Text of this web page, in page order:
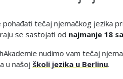
pohađati tečaj njemačkog jezika
se sastojati od najmanje 18
nudimo vam tečaj
u našoj školi jezika u Berlinu.